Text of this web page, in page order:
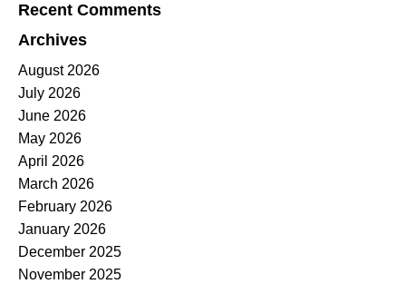
Recent Comments
Archives
August 2026
July 2026
June 2026
May 2026
April 2026
March 2026
February 2026
January 2026
December 2025
November 2025